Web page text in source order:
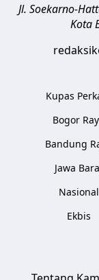
Jl. Soekarno-
Kota
Kupas
Bogor
Bandung
Jawa
Nasional
Ekbis